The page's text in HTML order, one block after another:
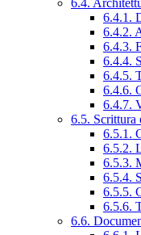
6.4.
6.4.1.
6.4.2.
6.4.3.
6.4.4.
6.4.5.
6.4.6.
6.4.7.
6.5. Scrittura
6.5.1.
6.5.2.
6.5.3.
6.5.4.
6.5.5.
6.5.6.
6.6.